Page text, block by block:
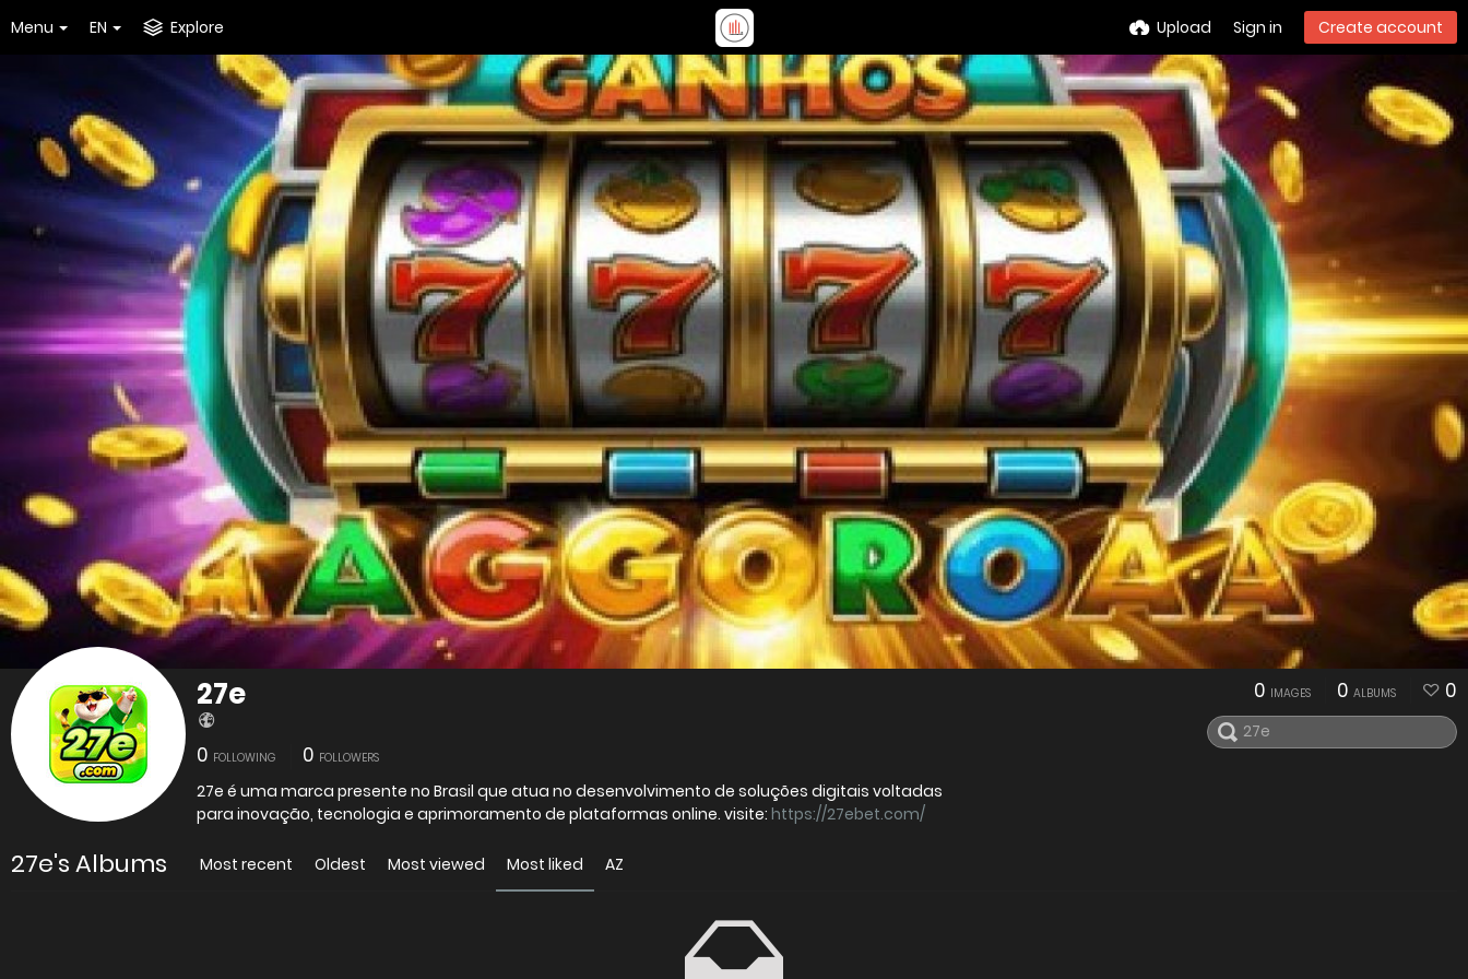
Menu EN Explore Upload Sign in Create account
27e
0 FOLLOWING 0 FOLLOWERS
27e é uma marca presente no Brasil que atua no desenvolvimento de soluções digitais voltadas
para inovação, tecnologia e aprimoramento de plataformas online. visite: https://27ebet.com/
0 IMAGES 0 ALBUMS 0
27e's Albums Most recent Oldest Most viewed Most liked AZ